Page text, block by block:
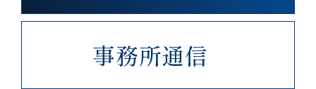
事務所通信